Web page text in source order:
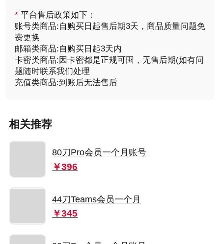
*平台售后政策如下：
账号类商品:自购买日起售后期3天，商品质量问题免
费更换
邮箱类商品:自购买日起3天内
卡密类商品:因卡密都是正规可囤，无售后期(如有问
题随时联系我们处理
充值类商品:到账后无法售后
相关推荐
80刀Pro会员一个月账号
￥396
44刀Teams会员一个月
￥345